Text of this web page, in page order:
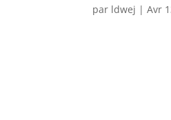
par ldwej |Avr